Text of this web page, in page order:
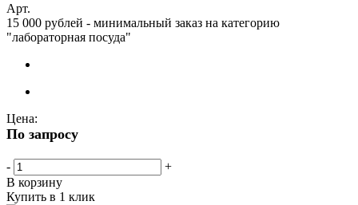
Арт.
15 000 рублей - минимальный заказ на категорию
"лабораторная посуда"
Цена:
По запросу
-
+
В корзину
Купить в 1 клик